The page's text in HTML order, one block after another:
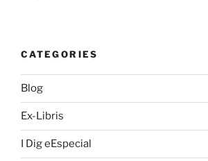
CATEGORIES
Blog
Ex-Libris
I Dig eEspecial